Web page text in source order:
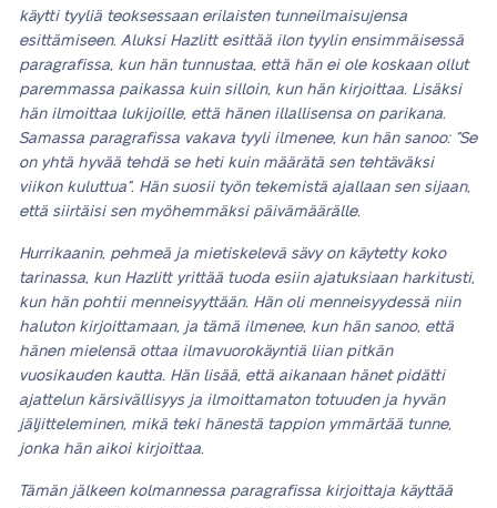
käytti tyyliä teoksessaan erilaisten tunneilmaisujensa
esittämiseen. Aluksi Hazlitt esittää ilon tyylin ensimmäisessä
paragrafissa, kun hän tunnustaa, että hän ei ole koskaan ollut
paremmassa paikassa kuin silloin, kun hän kirjoittaa. Lisäksi
hän ilmoittaa lukijoille, että hänen illallisensa on parikana.
Samassa paragrafissa vakava tyyli ilmenee, kun hän sanoo: ”Se
on yhtä hyvää tehdä se heti kuin määrätä sen tehtäväksi
viikon kuluttua”. Hän suosii työn tekemistä ajallaan sen sijaan,
että siirtäisi sen myöhemmäksi päivämäärälle.
Hurrikaanin, pehmeä ja mietiskelevä sävy on käytetty koko
tarinassa, kun Hazlitt yrittää tuoda esiin ajatuksiaan harkitusti,
kun hän pohtii menneisyyttään. Hän oli menneisyydessä niin
haluton kirjoittamaan, ja tämä ilmenee, kun hän sanoo, että
hänen mielensä ottaa ilmavuorokäyntiä liian pitkän
vuosikauden kautta. Hän lisää, että aikanaan hänet pidätti
ajattelun kärsivällisyys ja ilmoittamaton totuuden ja hyvän
jäljitteleminen, mikä teki hänestä tappion ymmärtää tunne,
jonka hän aikoi kirjoittaa.
Tämän jälkeen kolmannessa paragrafissa kirjoittaja käyttää